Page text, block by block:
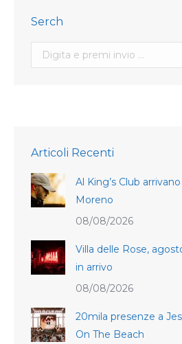
Serch
Search:
Articoli Recenti
Al King’s Club
Moreno
08/08/2026
Villa delle Rose,
in arrivo
08/08/2026
20mila presenze a
On The Beach